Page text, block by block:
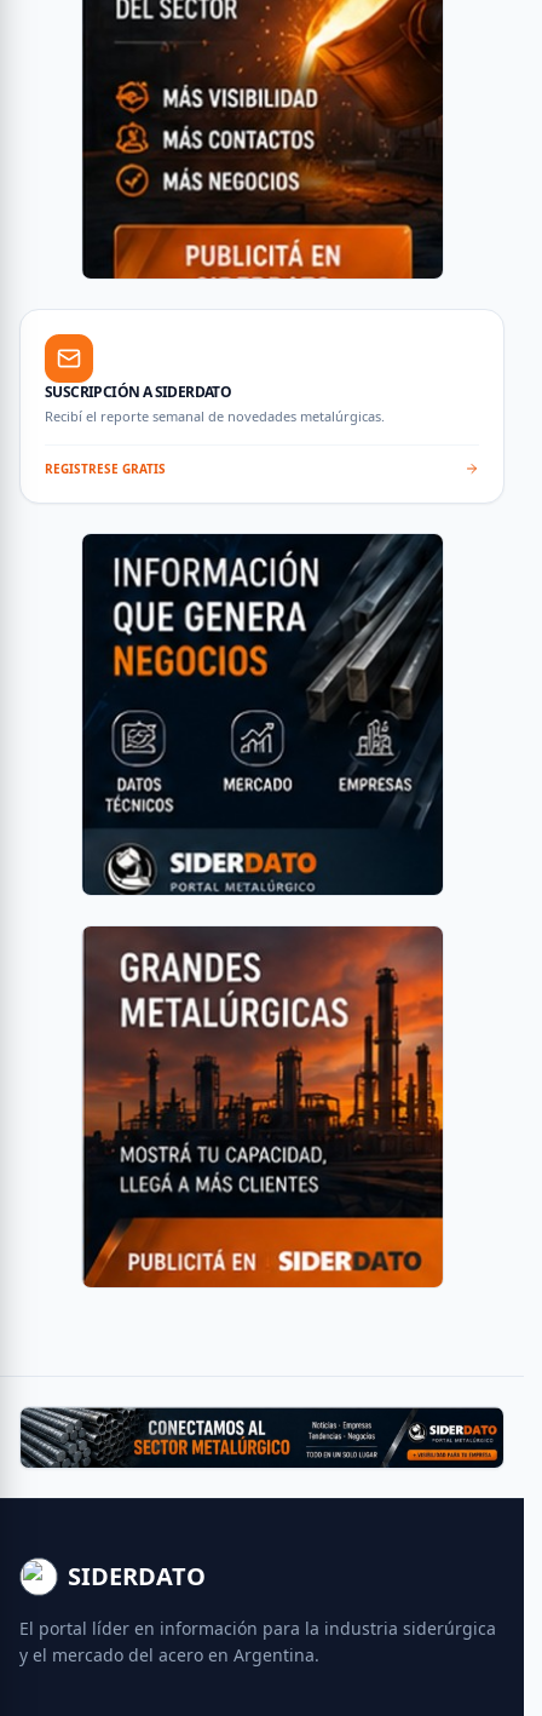
SUSCRIPCIÓN A SIDERDATO
Recibí el reporte semanal de novedades metalúrgicas.
REGISTRESE GRATIS
SIDERDATO
El portal líder en información para la industria siderúrgica
y el mercado del acero en Argentina.